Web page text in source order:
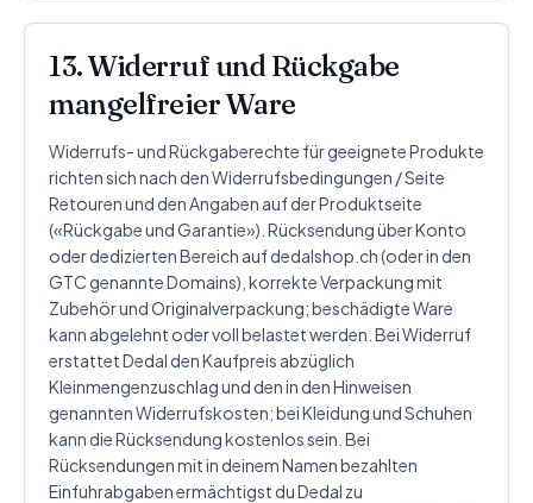
13. Widerruf und Rückgabe
mangelfreier Ware
Widerrufs- und Rückgaberechte für geeignete Produkte
richten sich nach den Widerrufsbedingungen / Seite
Retouren und den Angaben auf der Produktseite
(«Rückgabe und Garantie»). Rücksendung über Konto
oder dedizierten Bereich auf dedalshop.ch (oder in den
GTC genannte Domains), korrekte Verpackung mit
Zubehör und Originalverpackung; beschädigte Ware
kann abgelehnt oder voll belastet werden. Bei Widerruf
erstattet Dedal den Kaufpreis abzüglich
Kleinmengenzuschlag und den in den Hinweisen
genannten Widerrufskosten; bei Kleidung und Schuhen
kann die Rücksendung kostenlos sein. Bei
Rücksendungen mit in deinem Namen bezahlten
Einfuhrabgaben ermächtigst du Dedal zu